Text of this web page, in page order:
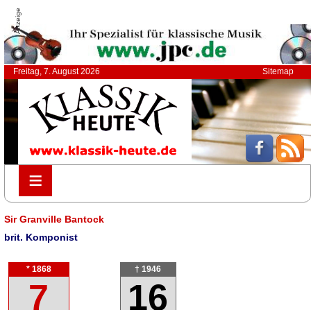
Anzeige
Freitag, 7. August 2026 Sitemap
≡
≡
Sir Granville Bantock
brit. Komponist
* 1868
7
† 1946
16